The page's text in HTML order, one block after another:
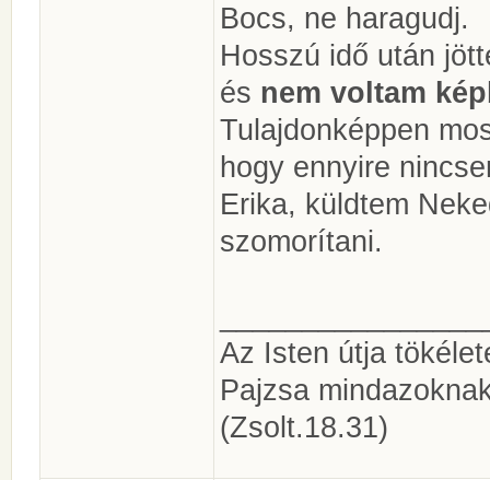
Bocs, ne haragudj.
Hosszú idő után
és nem voltam
Tulajdonképpen
hogy ennyire
Erika, küldtem
szomorítani.
Az Isten útja
Pajzsa
(Zsolt.18.31)